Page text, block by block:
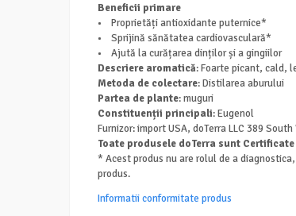
Beneficii primare
• Proprietăți antioxidante puternice*
• Sprijină sănătatea cardiovasculară*
• Ajută la curățarea dinților și a gingiilor
Descriere aromatică: Foarte picant, cald,
Metoda de colectare: Distilarea aburului
Partea de plante: muguri
Constituenții principali: Eugenol
Furnizor: import USA, doTerra LLC 389
Toate produsele doTerra sunt
* Acest produs nu are rolul de a
produs.
Informatii conformitate produs